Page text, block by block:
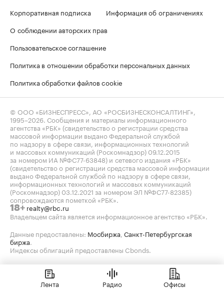
Корпоративная подписка
Информация об ограничениях
О соблюдении авторских прав
Пользовательское соглашение
Политика в отношении обработки персональных данных
Политика обработки файлов cookie
© ООО «БИЗНЕСПРЕСС», АО «РОСБИЗНЕСКОНСАЛТИНГ»,
1995–2026 . Сообщения и материалы информационного
агентства «РБК» (свидетельство о регистрации средства
массовой информации выдано Федеральной службой
по надзору в сфере связи, информационных технологий
и массовых коммуникаций (Роскомнадзор) 09.12.2015
за номером ИА №ФС77-63848) и сетевого издания «РБК»
(свидетельство о регистрации средства массовой информации
выдано Федеральной службой по надзору в сфере связи,
информационных технологий и массовых коммуникаций
(Роскомнадзор) 03.12.2021 за номером ЭЛ №ФС77-82385)
сопровождаются пометкой «РБК».
18+ realty@rbc.ru
Владельцем сайта является информационное агентство «РБК».
Данные предоставлены: Мосбиржа Санкт-Петербургская
биржа
Индексы облигаций предоставлены Cbonds.
Лента Радио Офисы